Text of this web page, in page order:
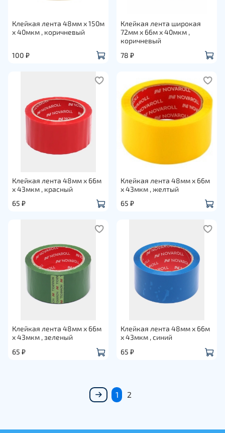
Клейкая лента 48мм х 150м
х 40мкм , коричневый
100 ₽
Клейкая лента широкая
72мм х 66м х 40мкм ,
коричневый
78 ₽
Клейкая лента 48мм х 66м
х 43мкм , красный
65 ₽
Клейкая лента 48мм х 66м
х 43мкм , желтый
65 ₽
Клейкая лента 48мм х 66м
х 43мкм , зеленый
65 ₽
Клейкая лента 48мм х 66м
х 43мкм , синий
65 ₽
1 2